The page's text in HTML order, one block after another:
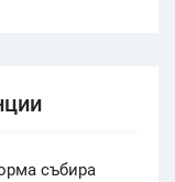
събира